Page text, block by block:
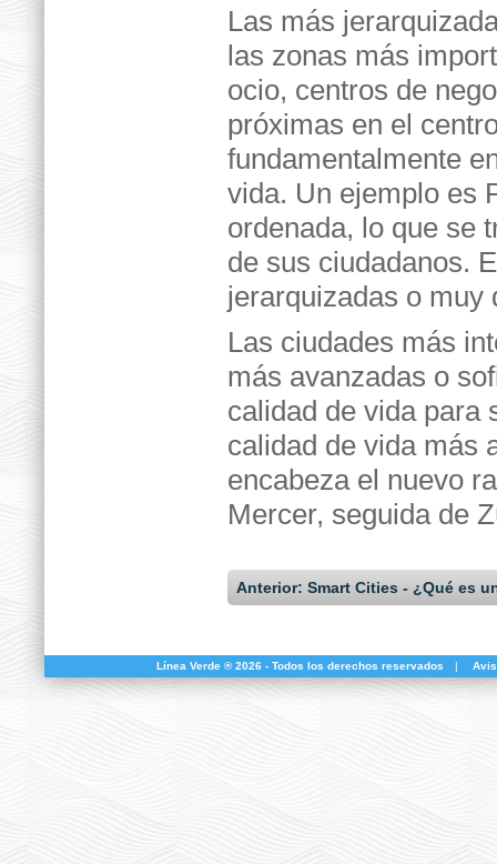
Las más
las zonas más
ocio, centros de
próximas en el
fundamentalmente
vida. Un ejemplo es
ordenada, lo que se
de sus ciudadanos.
jerarquizadas o muy
Las ciudades más
más avanzadas o
calidad de vida para
calidad de vida más
encabeza el nuevo
Mercer, seguida de
Anterior: Smart Cities - ¿Qué es
Línea Verde ® 2026 - Todos los derechos reservados |